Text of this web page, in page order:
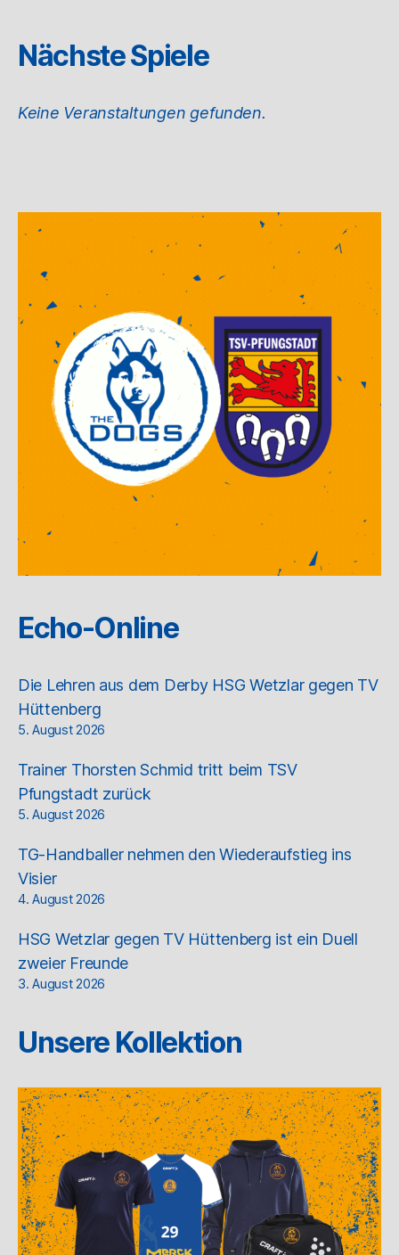
Nächste Spiele
Keine Veranstaltungen gefunden.
Echo-Online
Die Lehren aus dem Derby HSG Wetzlar gegen TV
Hüttenberg
5. August 2026
Trainer Thorsten Schmid tritt beim TSV
Pfungstadt zurück
5. August 2026
TG-Handballer nehmen den Wiederaufstieg ins
Visier
4. August 2026
HSG Wetzlar gegen TV Hüttenberg ist ein Duell
zweier Freunde
3. August 2026
Unsere Kollektion